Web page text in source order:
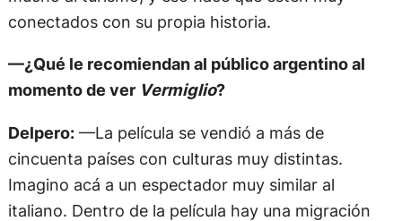
conectados con su propia historia.
—¿Qué le recomiendan al público argentino al
momento de ver Vermiglio?
Delpero:—La película se vendió a más de
cincuenta países con culturas muy distintas.
Imagino acá a un espectador muy similar al
italiano. Dentro de la película hay una migración